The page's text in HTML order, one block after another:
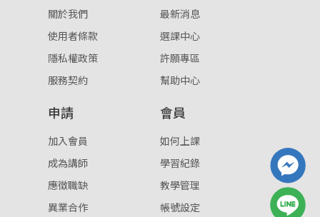
關於我們
使用者條款
隱私權政策
服務契約
最新消息
選課中心
許願專區
幫助中心
申請
加入會員
成為講師
應徵職缺
異業合作
會員
如何上課
學習紀錄
教學管理
帳號設定